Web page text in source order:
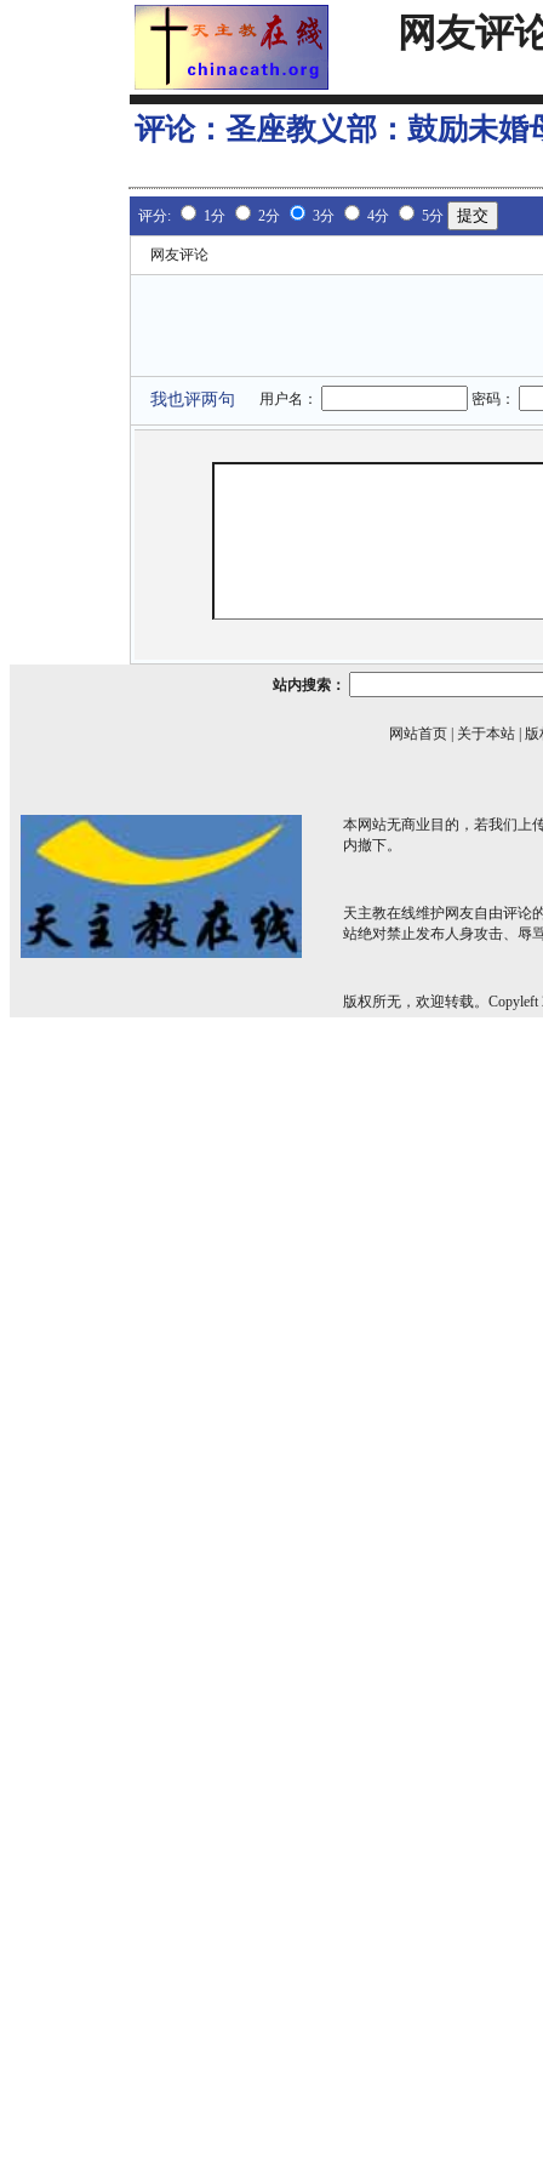
网友评
评论： 圣座教义部：鼓励未婚
评分: 1分 2分 3分 4分 5分
网友评论
我也评两句 用户名： 密码：
站内搜索：
网站首页 关于本站 版
本网站无商业目的，若我们上
内撤下。
天主教在线维护网友自由评论
站绝对禁止发布人身攻击、辱
版权所无，欢迎转载。